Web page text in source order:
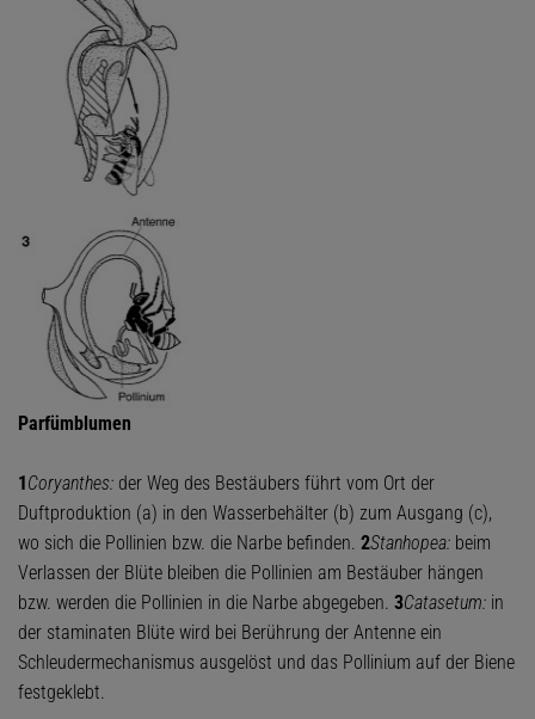
Parfümblumen
1Coryanthes: der Weg des Bestäubers führt vom Ort der
Duftproduktion (a) in den Wasserbehälter (b) zum Ausgang (c),
wo sich die Pollinien bzw. die Narbe befinden. 2Stanhopea: beim
Verlassen der Blüte bleiben die Pollinien am Bestäuber hängen
bzw. werden die Pollinien in die Narbe abgegeben. 3Catasetum: in
der staminaten Blüte wird bei Berührung der Antenne ein
Schleudermechanismus ausgelöst und das Pollinium auf der Biene
festgeklebt.